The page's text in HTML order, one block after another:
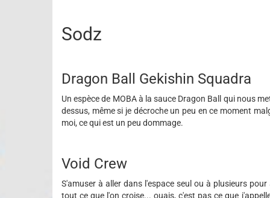
Sodz
Dragon Ball Gekishin Squadra
Un espèce de MOBA à la sauce Dragon Ball qui nous
dessus, même si je décroche un peu en ce moment
moi, ce qui est un peu dommage.
Void Crew
S'amuser à aller dans l'espace seul ou à plusieurs
tout ce que l'on croise... ouais, c'est pas ce que